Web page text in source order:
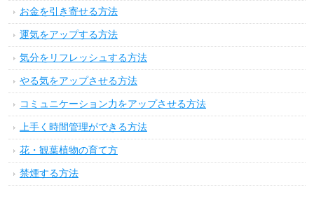
お金を引き寄せる方法
運気をアップする方法
気分をリフレッシュする方法
やる気をアップさせる方法
コミュニケーション力をアップさせる方法
上手く時間管理ができる方法
花・観葉植物の育て方
禁煙する方法